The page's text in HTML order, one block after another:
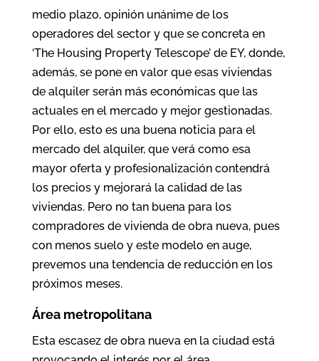
medio plazo, opinión unánime de los
operadores del sector y que se concreta en
‘The Housing Property Telescope’ de EY, donde,
además, se pone en valor que esas viviendas
de alquiler serán más económicas que las
actuales en el mercado y mejor gestionadas.
Por ello, esto es una buena noticia para el
mercado del alquiler, que verá como esa
mayor oferta y profesionalización contendrá
los precios y mejorará la calidad de las
viviendas. Pero no tan buena para los
compradores de vivienda de obra nueva, pues
con menos suelo y este modelo en auge,
prevemos una tendencia de reducción en los
próximos meses.
Área metropolitana
Esta escasez de obra nueva en la ciudad está